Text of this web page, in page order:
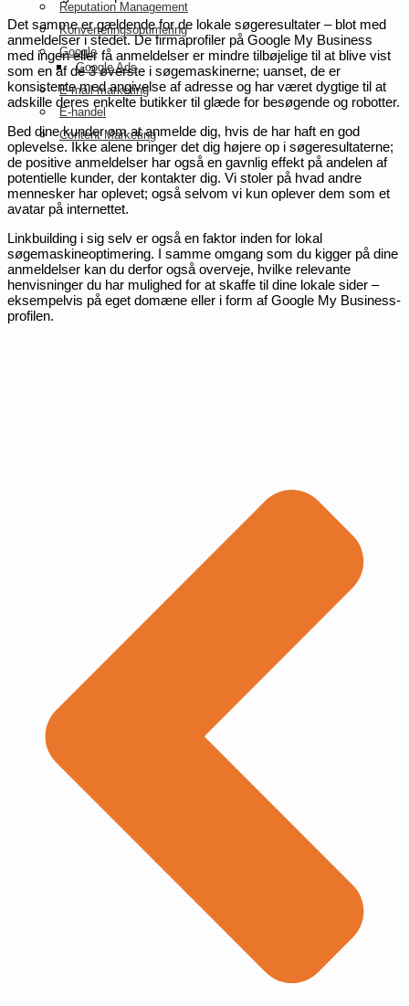
Reputation Management
Konverteringsoptimering
Google
Google Ads
E-mail marketing
E-handel
Content Marketing
Det samme er gældende for de lokale søgeresultater – blot med
anmeldelser i stedet. De firmaprofiler på Google My Business
med ingen eller få anmeldelser er mindre tilbøjelige til at blive vist
som en af de 3 øverste i søgemaskinerne; uanset, de er
konsistente med angivelse af adresse og har været dygtige til at
adskille deres enkelte butikker til glæde for besøgende og robotter.
Bed dine kunder om at anmelde dig, hvis de har haft en god
oplevelse. Ikke alene bringer det dig højere op i søgeresultaterne;
de positive anmeldelser har også en gavnlig effekt på andelen af
potentielle kunder, der kontakter dig. Vi stoler på hvad andre
mennesker har oplevet; også selvom vi kun oplever dem som et
avatar på internettet.
Linkbuilding i sig selv er også en faktor inden for lokal
søgemaskineoptimering. I samme omgang som du kigger på dine
anmeldelser kan du derfor også overveje, hvilke relevante
henvisninger du har mulighed for at skaffe til dine lokale sider –
eksempelvis på eget domæne eller i form af Google My Business-
profilen.